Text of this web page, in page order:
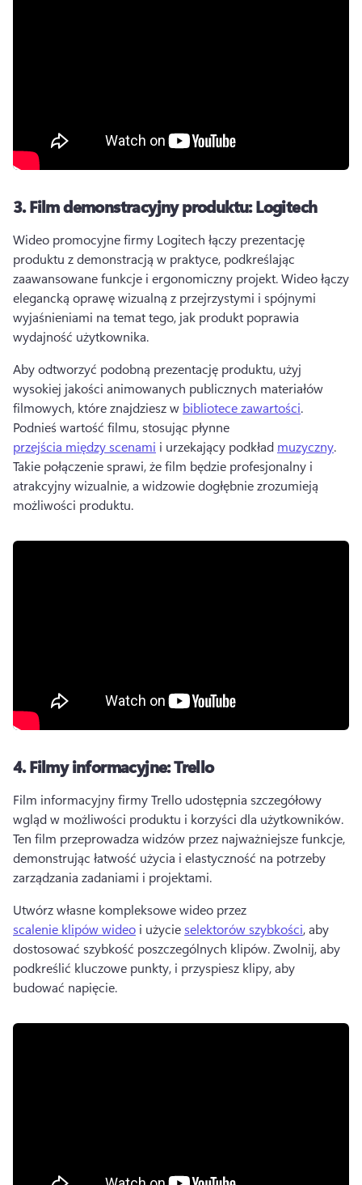
3.Film demonstracyjny produktu: Logitech
Wideo promocyjne firmy Logitech łączy prezentację
produktu z demonstracją w praktyce, podkreślając
zaawansowane funkcje i ergonomiczny projekt. Wideo łączy
elegancką oprawę wizualną z przejrzystymi i spójnymi
wyjaśnieniami na temat tego, jak produkt poprawia
wydajność użytkownika.
Aby odtworzyć podobną prezentację produktu, użyj
wysokiej jakości animowanych publicznych materiałów
filmowych, które znajdziesz w bibliotece zawartości
Podnieś wartość filmu, stosując płynne
przejścia między scenami i urzekający podkład muzyczny
Takie połączenie sprawi, że film będzie profesjonalny i
atrakcyjny wizualnie, a widzowie dogłębnie zrozumieją
możliwości produktu.
4.Filmy informacyjne: Trello
Film informacyjny firmy Trello udostępnia szczegółowy
Ten film przeprowadza widzów przez najważniejsze funkcje,
demonstrując łatwość użycia i elastyczność na potrzeby
zarządzania zadaniami i projektami.
Utwórz własne kompleksowe wideo przez
scalenie klipów wideo i użycie selektorów szybkości, aby
dostosować szybkość poszczególnych klipów. Zwolnij, aby
podkreślić kluczowe punkty, i przyspiesz klipy, aby
budować napięcie.